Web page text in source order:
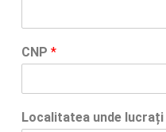
CNP *
Localitatea unde lucrați